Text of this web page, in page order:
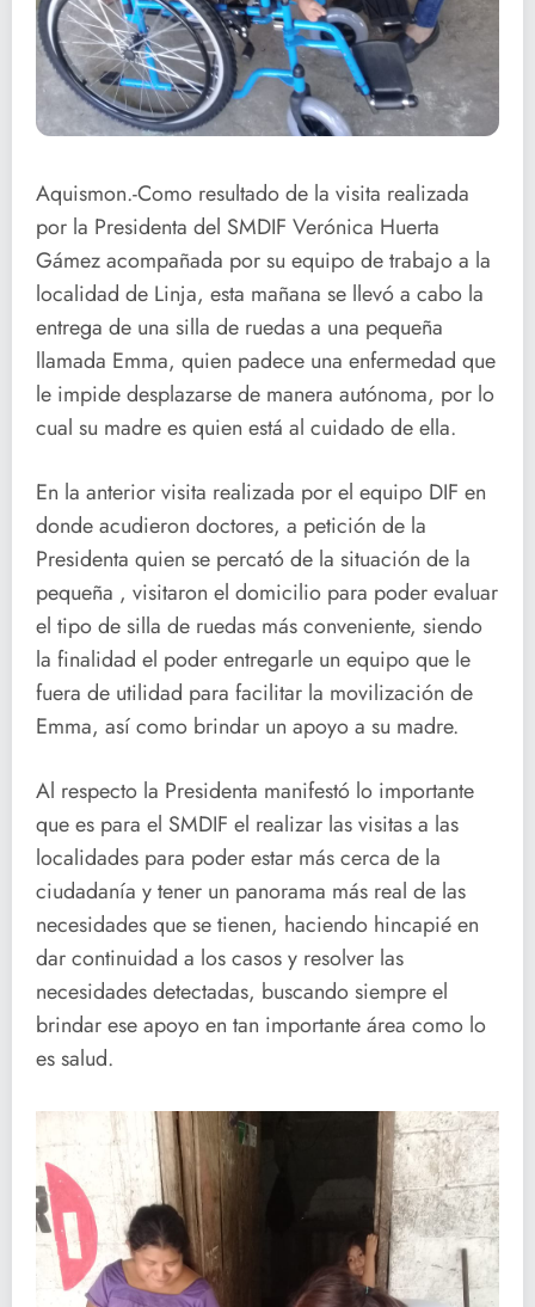
Aquismon.-Como resultado de la visita realizada
por la Presidenta del SMDIF Verónica Huerta
Gámez acompañada por su equipo de trabajo a la
localidad de Linja, esta mañana se llevó a cabo la
entrega de una silla de ruedas a una pequeña
llamada Emma, quien padece una enfermedad que
le impide desplazarse de manera autónoma, por lo
cual su madre es quien está al cuidado de ella.
En la anterior visita realizada por el equipo DIF en
donde acudieron doctores, a petición de la
Presidenta quien se percató de la situación de la
pequeña , visitaron el domicilio para poder evaluar
el tipo de silla de ruedas más conveniente, siendo
la finalidad el poder entregarle un equipo que le
fuera de utilidad para facilitar la movilización de
Emma, así como brindar un apoyo a su madre.
Al respecto la Presidenta manifestó lo importante
que es para el SMDIF el realizar las visitas a las
localidades para poder estar más cerca de la
ciudadanía y tener un panorama más real de las
necesidades que se tienen, haciendo hincapié en
dar continuidad a los casos y resolver las
necesidades detectadas, buscando siempre el
brindar ese apoyo en tan importante área como lo
es salud.